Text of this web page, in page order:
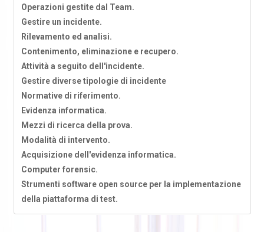
Operazioni gestite dal Team.
Gestire un incidente.
Rilevamento ed analisi.
Contenimento, eliminazione e recupero.
Attività a seguito dell'incidente.
Gestire diverse tipologie di incidente
Normative di riferimento.
Evidenza informatica.
Mezzi di ricerca della prova.
Modalità di intervento.
Acquisizione dell'evidenza informatica.
Computer forensic.
Strumenti software open source per la implementazione
della piattaforma di test.